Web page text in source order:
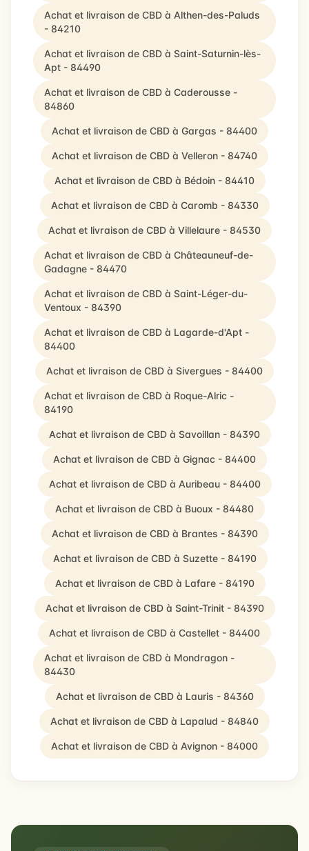
Achat et livraison de CBD à Althen-des-Paluds
- 84210
Achat et livraison de CBD à Saint-Saturnin-lès-
Apt - 84490
Achat et livraison de CBD à Caderousse -
84860
Achat et livraison de CBD à Gargas - 84400
Achat et livraison de CBD à Velleron - 84740
Achat et livraison de CBD à Bédoin - 84410
Achat et livraison de CBD à Caromb - 84330
Achat et livraison de CBD à Villelaure - 84530
Achat et livraison de CBD à Châteauneuf-de-
Gadagne - 84470
Achat et livraison de CBD à Saint-Léger-du-
Ventoux - 84390
Achat et livraison de CBD à Lagarde-d'Apt -
84400
Achat et livraison de CBD à Sivergues - 84400
Achat et livraison de CBD à Roque-Alric -
84190
Achat et livraison de CBD à Savoillan - 84390
Achat et livraison de CBD à Gignac - 84400
Achat et livraison de CBD à Auribeau - 84400
Achat et livraison de CBD à Buoux - 84480
Achat et livraison de CBD à Brantes - 84390
Achat et livraison de CBD à Suzette - 84190
Achat et livraison de CBD à Lafare - 84190
Achat et livraison de CBD à Saint-Trinit - 84390
Achat et livraison de CBD à Castellet - 84400
Achat et livraison de CBD à Mondragon -
84430
Achat et livraison de CBD à Lauris - 84360
Achat et livraison de CBD à Lapalud - 84840
Achat et livraison de CBD à Avignon - 84000